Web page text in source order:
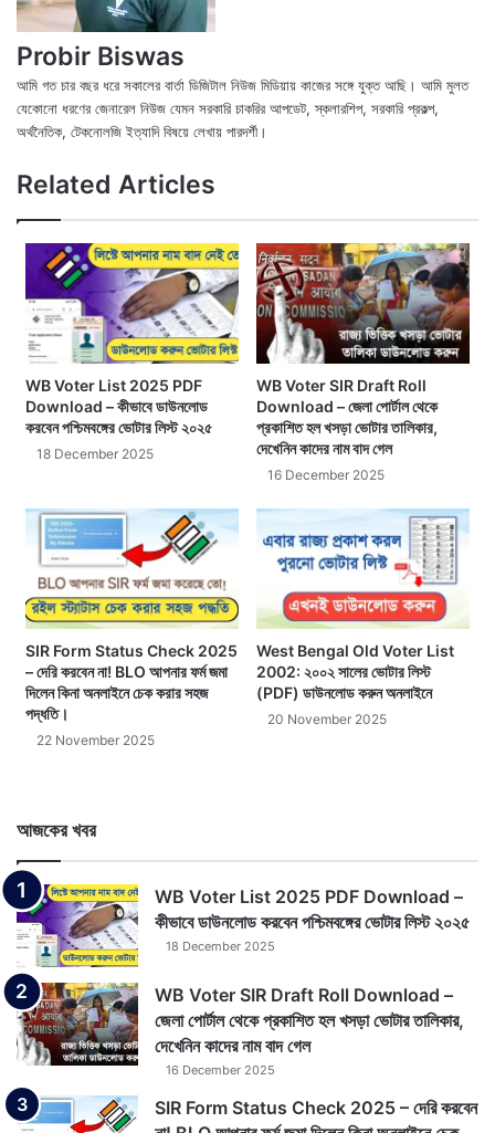
Probir Biswas
আমি গত চার বছর ধরে সকালের বার্তা ডিজিটাল নিউজ মিডিয়ায় কাজের সঙ্গে যুক্ত আছি। আমি মুলত
যেকোনো ধরণের জেনারেল নিউজ যেমন সরকারি চাকরির আপডেট, স্কলারশিপ, সরকারি প্রকল্প,
অর্থনৈতিক, টেকনোলজি ইত্যাদি বিষয়ে লেখায় পারদর্শী।
Related Articles
WB Voter List 2025 PDF
Download – কীভাবে ডাউনলোড
করবেন পশ্চিমবঙ্গের ভোটার লিস্ট ২০২৫
18 December 2025
WB Voter SIR Draft Roll
Download – জেলা পোর্টাল থেকে
প্রকাশিত হল খসড়া ভোটার তালিকার,
দেখেনিন কাদের নাম বাদ গেল
16 December 2025
SIR Form Status Check 2025
– দেরি করবেন না! BLO আপনার ফর্ম জমা
দিলেন কিনা অনলাইনে চেক করার সহজ
পদ্ধতি।
22 November 2025
West Bengal Old Voter List
2002: ২০০২ সালের ভোটার লিস্ট
(PDF) ডাউনলোড করুন অনলাইনে
20 November 2025
আজকের খবর
WB Voter List 2025 PDF Download –
কীভাবে ডাউনলোড করবেন পশ্চিমবঙ্গের ভোটার লিস্ট ২০২৫
18 December 2025
WB Voter SIR Draft Roll Download –
জেলা পোর্টাল থেকে প্রকাশিত হল খসড়া ভোটার তালিকার,
দেখেনিন কাদের নাম বাদ গেল
16 December 2025
SIR Form Status Check 2025 – দেরি করবেন